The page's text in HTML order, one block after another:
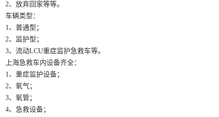
2、放弃回家等等。
车辆类型：
1、普通型；
2、监护型；
3、流动LCU重症监护急救车等。
上海急救车内设备齐全：
1、重症监护设备；
2、氧气；
3、氧管；
4、急救设备；